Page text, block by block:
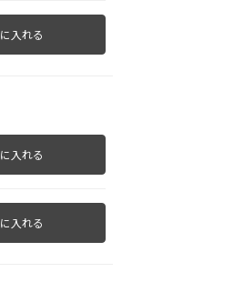
入れる
入れる
入れる